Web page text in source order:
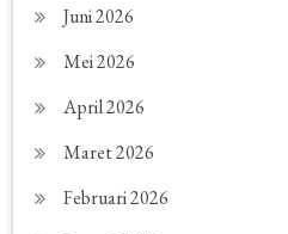
Juni 2026
Mei 2026
April 2026
Maret 2026
Februari 2026